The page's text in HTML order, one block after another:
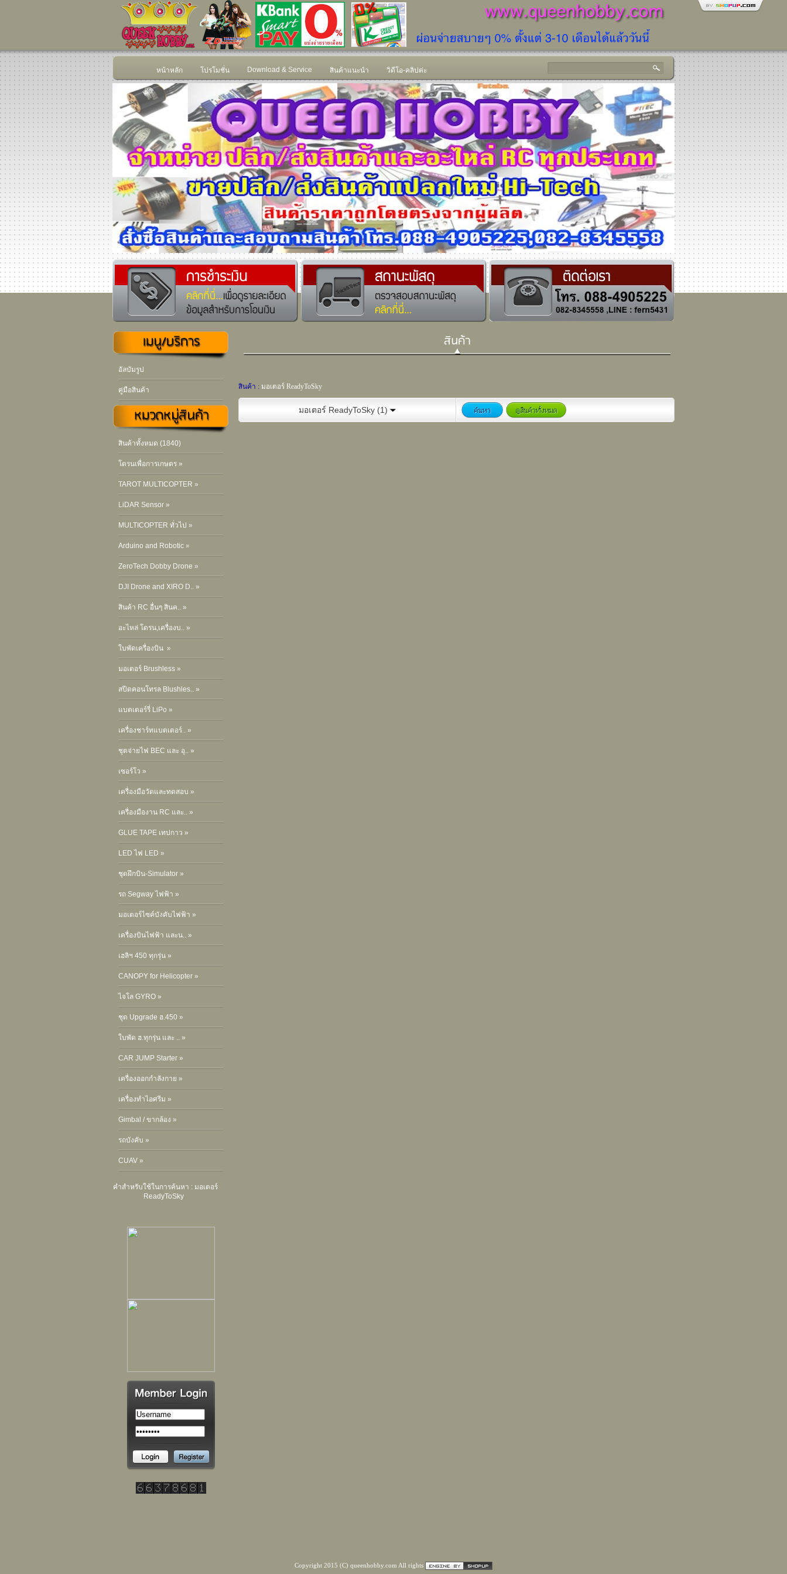
หน้าหลัก โปรโมชั่น Download & Service สินค้าแนะนำ วิดีโอ-คลิปค่ะ
อัลบัมรูป
คู่มือสินค้า
สินค้าทั้งหมด (1840)
โดรนเพื่อการเกษตร »
TAROT MULTICOPTER »
LiDAR Sensor »
MULTICOPTER ทั่วไป »
Arduino and Robotic »
ZeroTech Dobby Drone »
DJI Drone and XIRO D.. »
สินค้า RC อื่นๆ สินค.. »
อะไหล่ โดรน,เครื่องบ.. »
ใบพัดเครื่องบิน »
มอเตอร์ Brushless »
สปีดคอนโทรล Blushles.. »
แบตเตอร์รี่ LiPo »
เครื่องชาร์ทแบตเตอร์.. »
ชุดจ่ายไฟ BEC และ อุ.. »
เซอร์โว »
เครื่องมือวัดและทดสอบ »
เครื่องมืองาน RC และ.. »
GLUE TAPE เทปกาว »
LED ไฟ LED »
ชุดฝึกบิน-Simulator »
รถ Segway ไฟฟ้า »
มอเตอร์ไซค์บังคับไฟฟ้า »
เครื่องบินไฟฟ้า และน.. »
เฮลิฯ 450 ทุกรุ่น »
CANOPY for Helicopter »
ไจโล GYRO »
ชุด Upgrade ฮ.450 »
ใบพัด ฮ.ทุกรุ่น และ .. »
CAR JUMP Starter »
เครื่องออกกำลังกาย »
เครื่องทำไอศรีม »
Gimbal / ขากล้อง »
รถบังคับ »
CUAV »
คำสำหรับใช้ในการค้นหา : มอเตอร์
ReadyToSky
สินค้า : มอเตอร์ ReadyToSky
มอเตอร์ ReadyToSky (1)
Copyright 2015 (C) queenhobby.com All rights